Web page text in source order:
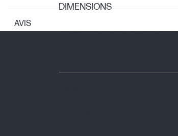
DIMENSIONS
Dimensions de l'emballage
AVIS